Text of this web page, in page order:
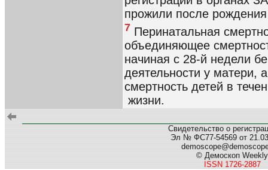
прожили после
7 Перинатальная
объединяющее
начиная с 28-й недели
деятельности у матери,
смертность детей в
жизни.
Свидетельство о
Эл № ФС77-54569 от
© Демоскоп Weekly
ISSN 1726-2887